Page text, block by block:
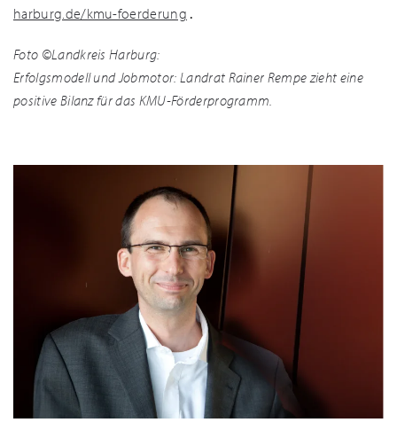
harburg.de/kmu-foerderung .
Foto ©Landkreis Harburg:
Erfolgsmodell und Jobmotor: Landrat Rainer Rempe zieht eine
positive Bilanz für das KMU-Förderprogramm.